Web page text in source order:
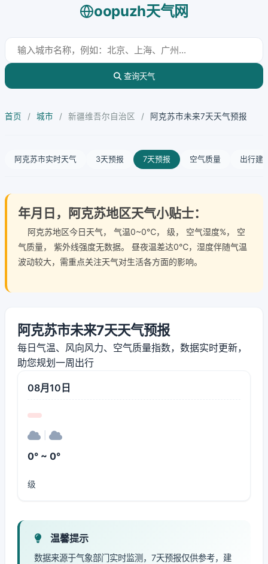
oopuzh天气网
查询天气
首页 / 城市 / 新疆维吾尔自治区 / 阿克苏市未来7天天气预报
阿克苏市实时天气 3天预报 7天预报 空气质量 出行建
年月日，阿克苏地区天气小贴士：
阿克苏地区今日天气， 气温0~0℃， 级， 空气湿度%， 空
气质量， 紫外线强度无数据。 昼夜温差达0℃，湿度伴随气温
波动较大，需重点关注天气对生活各方面的影响。
阿克苏市未来7天天气预报
每日气温、风向风力、空气质量指数，数据实时更新，
助您规划一周出行
08月10日
0° ~ 0°
级
温馨提示
数据来源于气象部门实时监测，7天预报仅供参考，建